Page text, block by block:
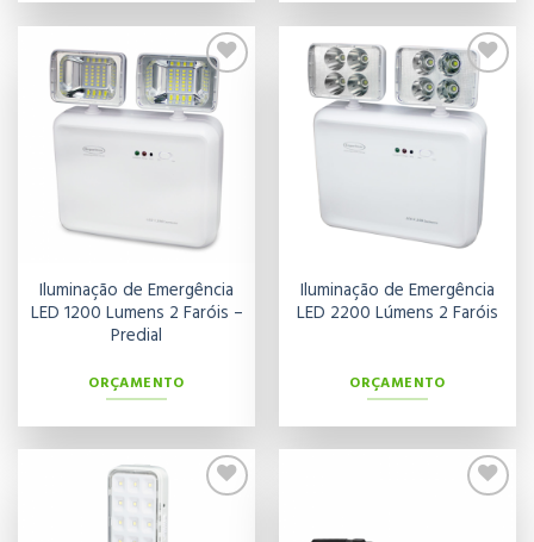
Adicionar
aos meus
desejos
Iluminação de Emergência
LED 1200 Lumens 2 Faróis –
Predial
ORÇAMENTO
Adicionar
aos meus
desejos
Iluminação de Emergência
LED 2200 Lúmens 2 Faróis
ORÇAMENTO